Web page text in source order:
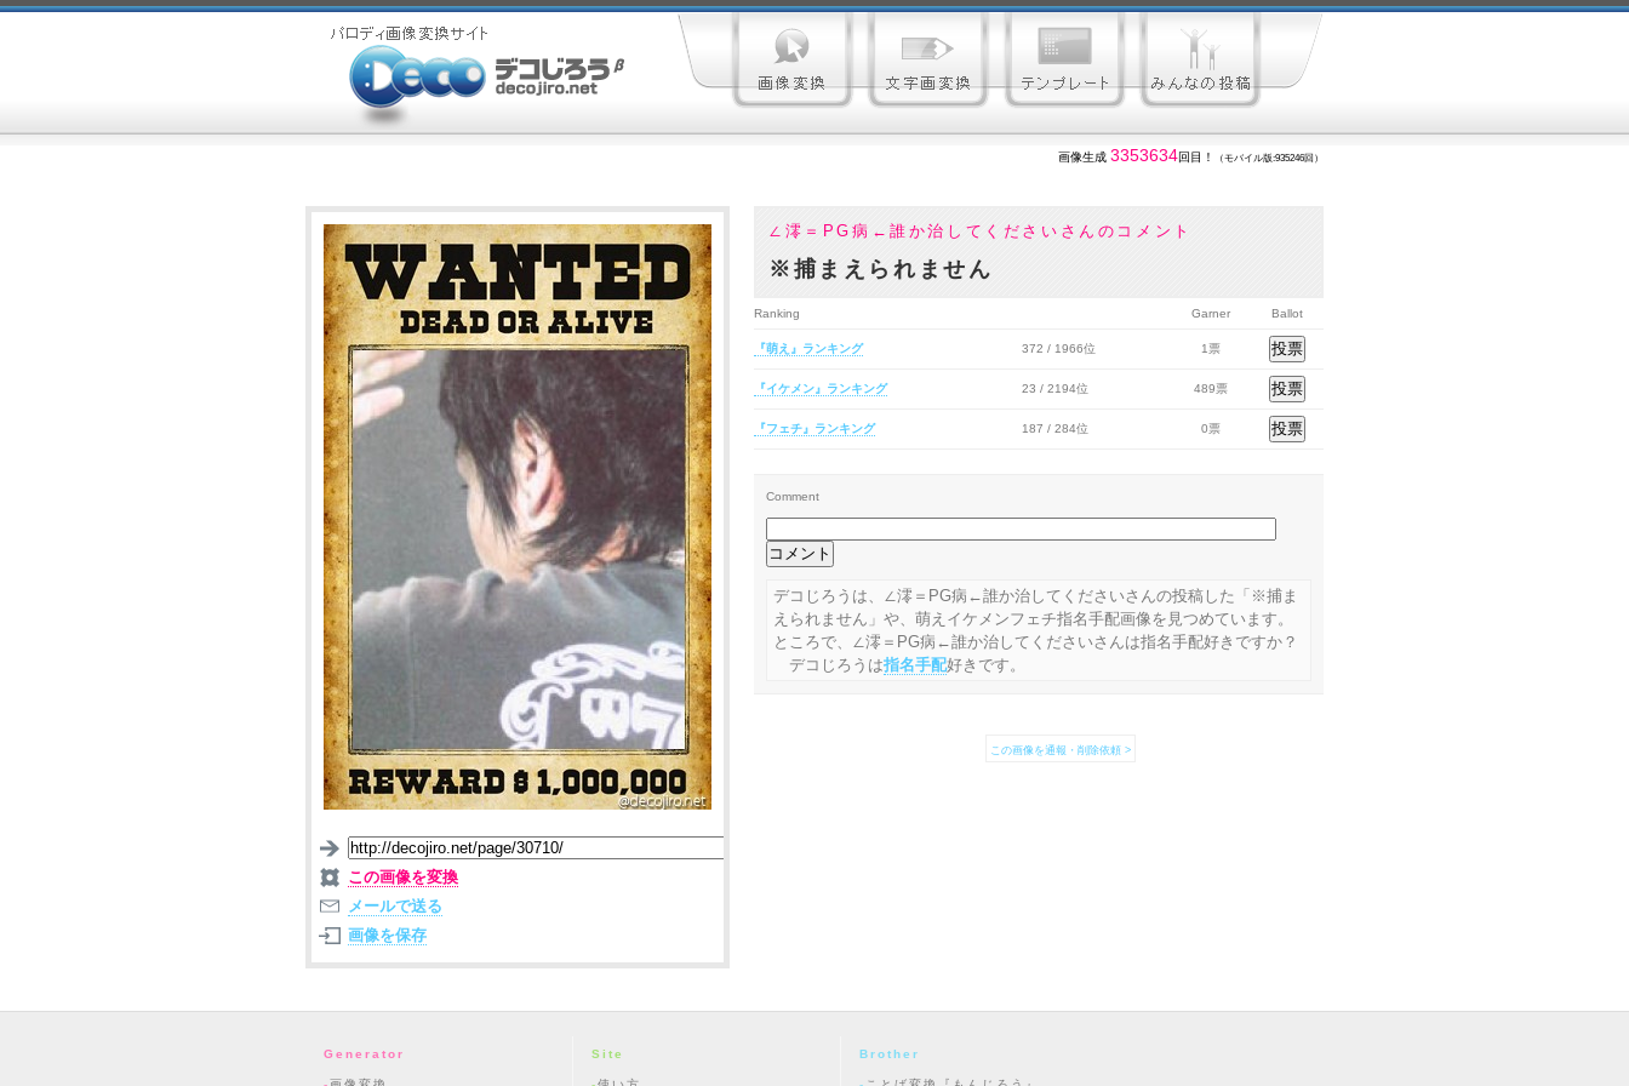
画像生成 3353634回目！ （モバイル版:935246回）
∠澪＝PG病←誰か治してくださいさんのコメント
※捕まえられません
この画像を変換
メールで送る
画像を保存
Ranking Garner Ballot
『萌え』ランキング 372 / 1966位 1票
『イケメン』ランキング 23 / 2194位 489票
『フェチ』ランキング 187 / 284位 0票
Comment
デコじろうは、∠澪＝PG病←誰か治してくださいさんの投稿した「※捕ま
えられません」や、萌えイケメンフェチ指名手配画像を見つめています。
ところで、∠澪＝PG病←誰か治してくださいさんは指名手配好きですか？
デコじろうは指名手配好きです。
この画像を通報・削除依頼 >
Generator Site Brother